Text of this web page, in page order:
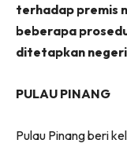
terhadap premis
beberapa
ditetapkan
PULAU PINANG
Pulau Pinang beri